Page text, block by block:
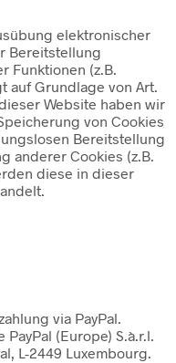
elektronischer
Bereitstellung
Funktionen (z.B.
auf Grundlage von Art.
Website haben wir
von Cookies
Bereitstellung
anderer Cookies (z.B.
diese in dieser
via PayPal.
(Europe) S.à.r.l.
L-2449 Luxembourg.